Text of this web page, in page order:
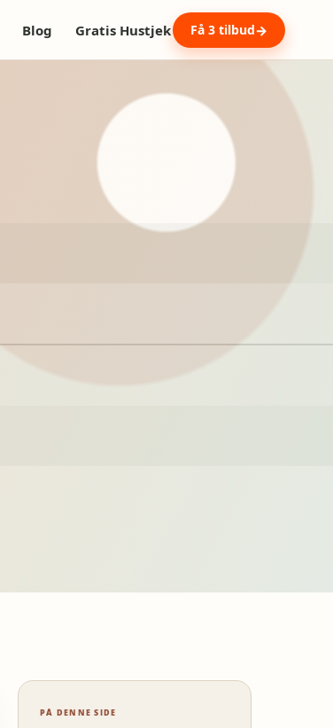
Blog Gratis Hustjek Få 3 tilbud
PÅ DENNE SIDE